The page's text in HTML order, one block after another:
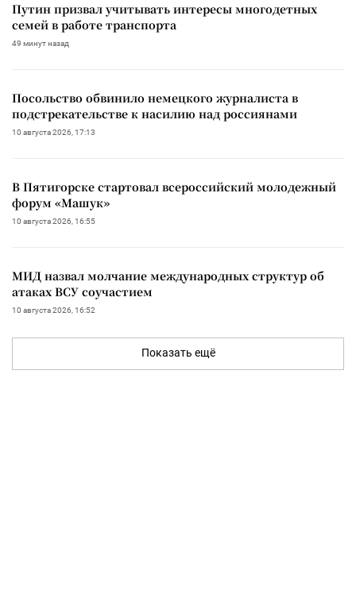
Путин призвал учитывать интересы многодетных
семей в работе транспорта
49 минут назад
Посольство обвинило немецкого журналиста в
подстрекательстве к насилию над россиянами
10 августа 2026, 17:13
В Пятигорске стартовал всероссийский молодежный
форум «Машук»
10 августа 2026, 16:55
МИД назвал молчание международных структур об
атаках ВСУ соучастием
10 августа 2026, 16:52
Показать ещё